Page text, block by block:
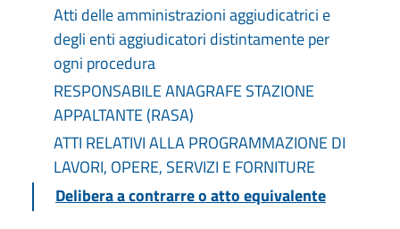
Atti delle amministrazioni aggiudicatrici e
degli enti aggiudicatori distintamente per
ogni procedura
RESPONSABILE ANAGRAFE STAZIONE
APPALTANTE (RASA)
ATTI RELATIVI ALLA PROGRAMMAZIONE DI
LAVORI, OPERE, SERVIZI E FORNITURE
Delibera a contrarre o atto equivalente